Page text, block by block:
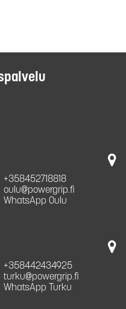
+358452718818
oulu@powergrip.fi
WhatsApp Oulu
+358442434925
turku@powergrip.fi
WhatsApp Turku